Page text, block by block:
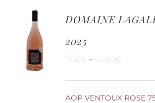
CHOIX
DES
DOMAINE
2025
7,00€ – 42,00€
AOP VENTOUX ROSE